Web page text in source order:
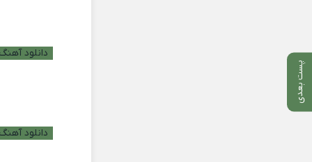
پست بعدی
دانلود آهنگ
دانلود